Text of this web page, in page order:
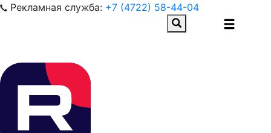
Рекламная служба: +7 (4722) 58-44-04